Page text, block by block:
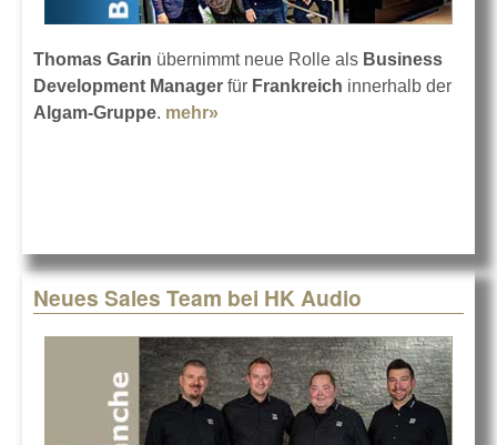
Thomas Garin übernimmt neue Rolle als Business
Development Manager für Frankreich innerhalb der
Algam-Gruppe. mehr»
Neues Sales Team bei HK Audio